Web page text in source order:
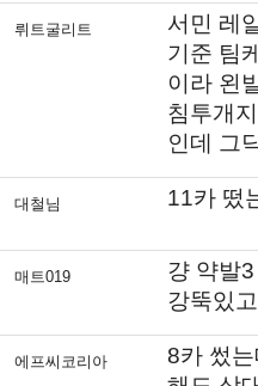
뤼트굴리트
서민 레
기준 팀
이라 왼
침투개
인데 그
대철님 11카 떴
매트019
걍 약발
강뚝있
에프씨코리아
8카 썼